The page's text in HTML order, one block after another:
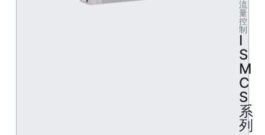
流
量
控
制
I
S
M
C
S
系
列